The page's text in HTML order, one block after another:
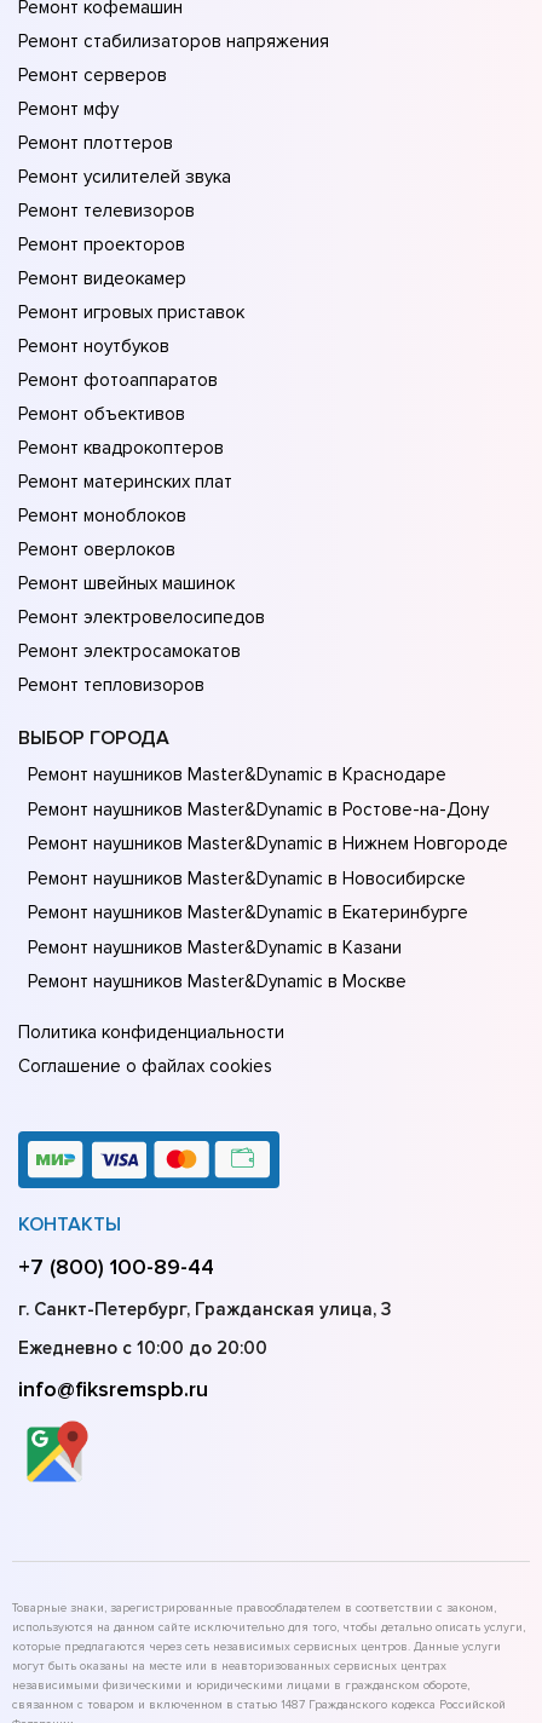
Ремонт кофемашин
Ремонт стабилизаторов напряжения
Ремонт серверов
Ремонт мфу
Ремонт плоттеров
Ремонт усилителей звука
Ремонт телевизоров
Ремонт проекторов
Ремонт видеокамер
Ремонт игровых приставок
Ремонт ноутбуков
Ремонт фотоаппаратов
Ремонт объективов
Ремонт квадрокоптеров
Ремонт материнских плат
Ремонт моноблоков
Ремонт оверлоков
Ремонт швейных машинок
Ремонт электровелосипедов
Ремонт электросамокатов
Ремонт тепловизоров
ВЫБОР ГОРОДА
Ремонт наушников Master&Dynamic в Краснодаре
Ремонт наушников Master&Dynamic в Ростове-на-Донy
Ремонт наушников Master&Dynamic в Нижнем Новгороде
Ремонт наушников Master&Dynamic в Новосибирске
Ремонт наушников Master&Dynamic в Екатеринбурге
Ремонт наушников Master&Dynamic в Казани
Ремонт наушников Master&Dynamic в Москве
Политика конфиденциальности
Соглашение о файлах cookies
КОНТАКТЫ
+7 (800) 100-89-44
г. Санкт-Петербург, Гражданская улица, 3
Ежедневно с 10:00 до 20:00
info@fiksremspb.ru
Товарные знаки, зарегистрированные правообладателем в соответствии с законом,
используются на данном сайте исключительно для того, чтобы детально описать услуги,
которые предлагаются через сеть независимых сервисных центров. Данные услуги
могут быть оказаны на месте или в неавторизованных сервисных центрах
независимыми физическими и юридическими лицами в гражданском обороте,
связанном с товаром и включенном в статью 1487 Гражданского кодекса Российской